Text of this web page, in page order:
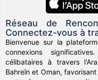
Réseau de
Connectez-vous à
Bienvenue sur la
connexions
célibataires à travers
Bahreïn et Oman,